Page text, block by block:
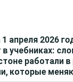
апреля 2026
учебниках:
работали
которые